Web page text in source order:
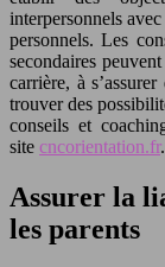
interpersonnels
personnels. Les
secondaires
carrière, à
trouver des
conseils et
site cncorientation.fr.
Assurer la
les parents